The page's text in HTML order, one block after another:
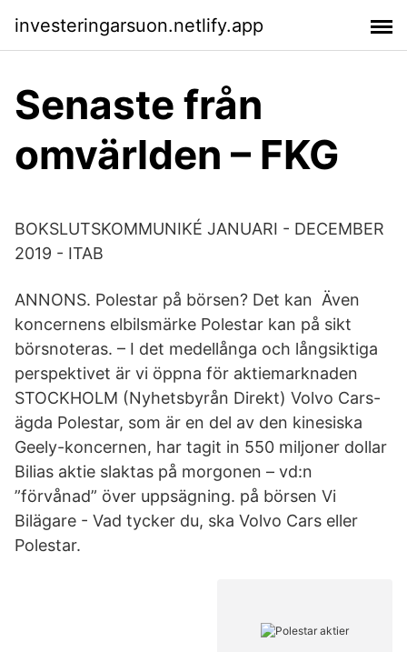
investeringarsuon.netlify.app
Senaste från
omvärlden – FKG
BOKSLUTSKOMMUNIKÉ JANUARI - DECEMBER
2019 - ITAB
ANNONS. Polestar på börsen? Det kan Även
koncernens elbilsmärke Polestar kan på sikt
börsnoteras. – I det medellånga och långsiktiga
perspektivet är vi öppna för aktiemarknaden
STOCKHOLM (Nyhetsbyrån Direkt) Volvo Cars-
ägda Polestar, som är en del av den kinesiska
Geely-koncernen, har tagit in 550 miljoner dollar
Bilias aktie slaktas på morgonen – vd:n
”förvånad” över uppsägning. på börsen Vi
Bilägare - Vad tycker du, ska Volvo Cars eller
Polestar.